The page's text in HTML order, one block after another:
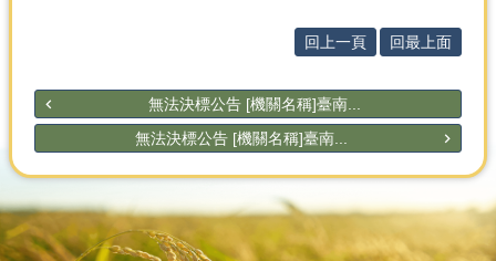
回上一頁 回最上面
無法決標公告 [機關名稱]臺南...
無法決標公告 [機關名稱]臺南...